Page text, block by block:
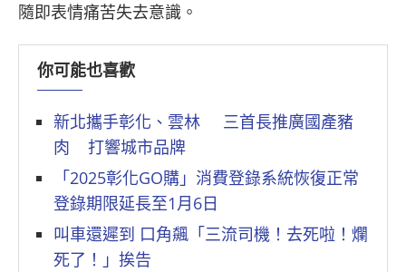
隨即表情痛苦失去意識。
你可能也喜歡
新北攜手彰化、雲林 三首長推廣國產豬
肉 打響城市品牌
「2025彰化GO購」消費登錄系統恢復正常
登錄期限延長至1月6日
叫車還遲到 口角飆「三流司機！去死啦！爛
死了！」挨告